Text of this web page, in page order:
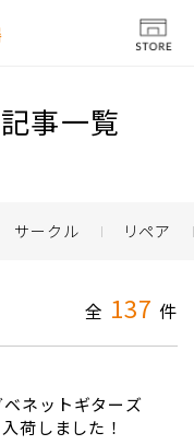
事一覧
サークル リペア
全 137 件
ベネットギターズ
荷しました！